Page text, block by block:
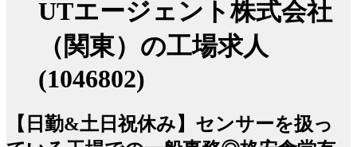
UTエージェント株式会社
（関東）の工場求人
(1046802)
【日勤&土日祝休み】センサーを扱っ